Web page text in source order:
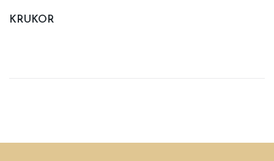
KRUKOR